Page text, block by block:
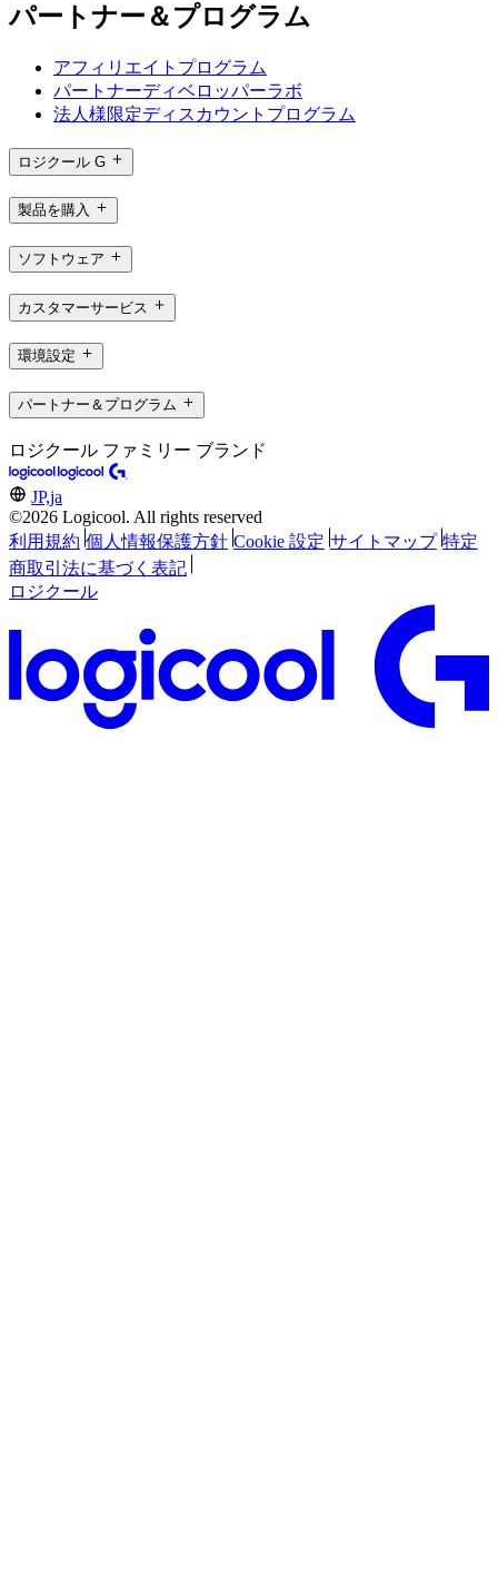
パートナー＆プログラム
アフィリエイトプログラム
パートナーディベロッパーラボ
法人様限定ディスカウントプログラム
ロジクール G
製品を購入
ソフトウェア
カスタマーサービス
環境設定
パートナー＆プログラム
ロジクール ファミリー ブランド
JP,ja
©2026 Logicool. All rights reserved
利用規約 個人情報保護方針 Cookie 設定 サイトマップ 特定
商取引法に基づく表記
ロジクール